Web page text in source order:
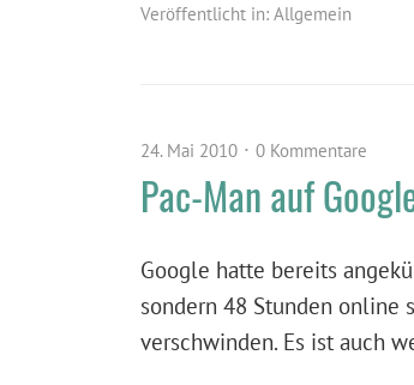
Veröffentlicht in: Allgemein
24. Mai 2010 0 Kommentare
Pac-Man auf
Google hatte bereits
sondern 48 Stunden online
verschwinden. Es ist auch